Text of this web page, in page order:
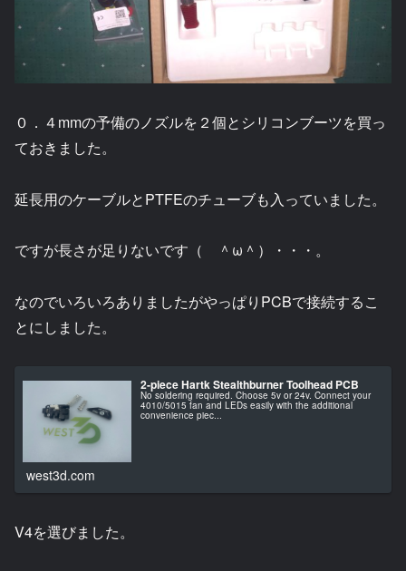
０．４mmの予備のノズルを２個とシリコンブーツを買っ
ておきました。
延長用のケーブルとPTFEのチューブも入っていました。
ですが長さが足りないです（ ＾ω＾）・・・。
なのでいろいろありましたがやっぱりPCBで接続するこ
とにしました。
2-piece Hartk Stealthburner Toolhead PCB
No soldering required. Choose 5v or 24v. Connect your
4010/5015 fan and LEDs easily with the additional
convenience piec...
west3d.com
V4を選びました。